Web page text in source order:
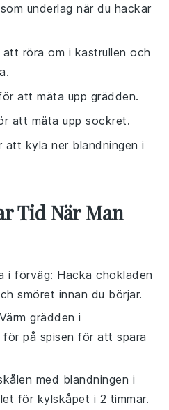
underlag när du hackar
röra om i kastrullen och
att mäta upp grädden.
att mäta upp sockret.
att kyla ner blandningen i
Tid När Man
i förväg: Hackachokladen
smöret innan du börjar.
grädden i
på spisen för att spara
med blandningen i
för kylskåpet i 2 timmar.